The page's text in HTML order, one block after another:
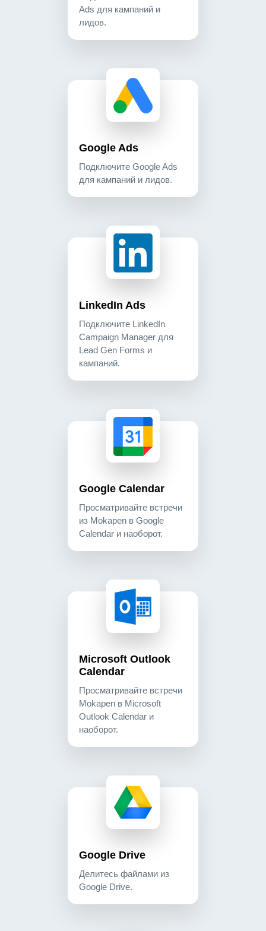
Ads для кампаний и
лидов.
google ads подключите google ads для
advertising
Google Ads
Подключите Google Ads
для кампаний и лидов.
linkedin ads подключите linkedin campaign
advertising
LinkedIn Ads
Подключите LinkedIn
Campaign Manager для
Lead Gen Forms и
кампаний.
google calendar просматривайте встречи из
calendar
Google Calendar
Просматривайте встречи
из Mokapen в Google
Calendar и наоборот.
microsoft outlook calendar просматривайте
calendar
Microsoft Outlook
Calendar
Просматривайте встречи
Mokapen в Microsoft
Outlook Calendar и
наоборот.
google drive делитесь файлами из google drive.
cloud_storage
Google Drive
Делитесь файлами из
Google Drive.